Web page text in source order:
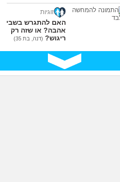
זוגיות
האם להתגרש בשביל
אהבה? או שזה רק
ריגוש? (דנה, בת 35)